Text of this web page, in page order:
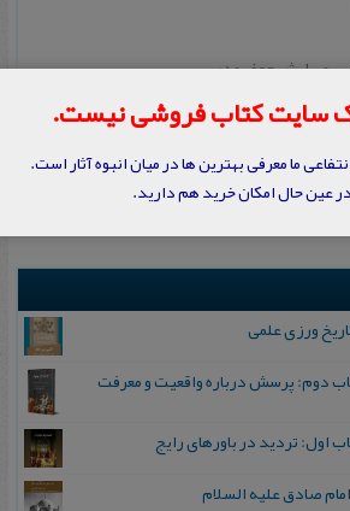
ویرایش جعفر مدرس
ورزی علمی
دوم: پرسش درباره واقعیت و معرفت
اول: تردید در باورهای رایج
صادق علیه السلام
سایت کتاب فروشی نیست.
ما معرفی بهترین ها در میان انبوه آثار است.
در عین حال امکان خرید هم دارید.